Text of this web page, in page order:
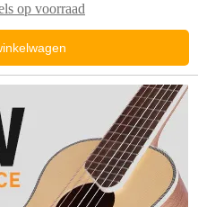
op voorraad